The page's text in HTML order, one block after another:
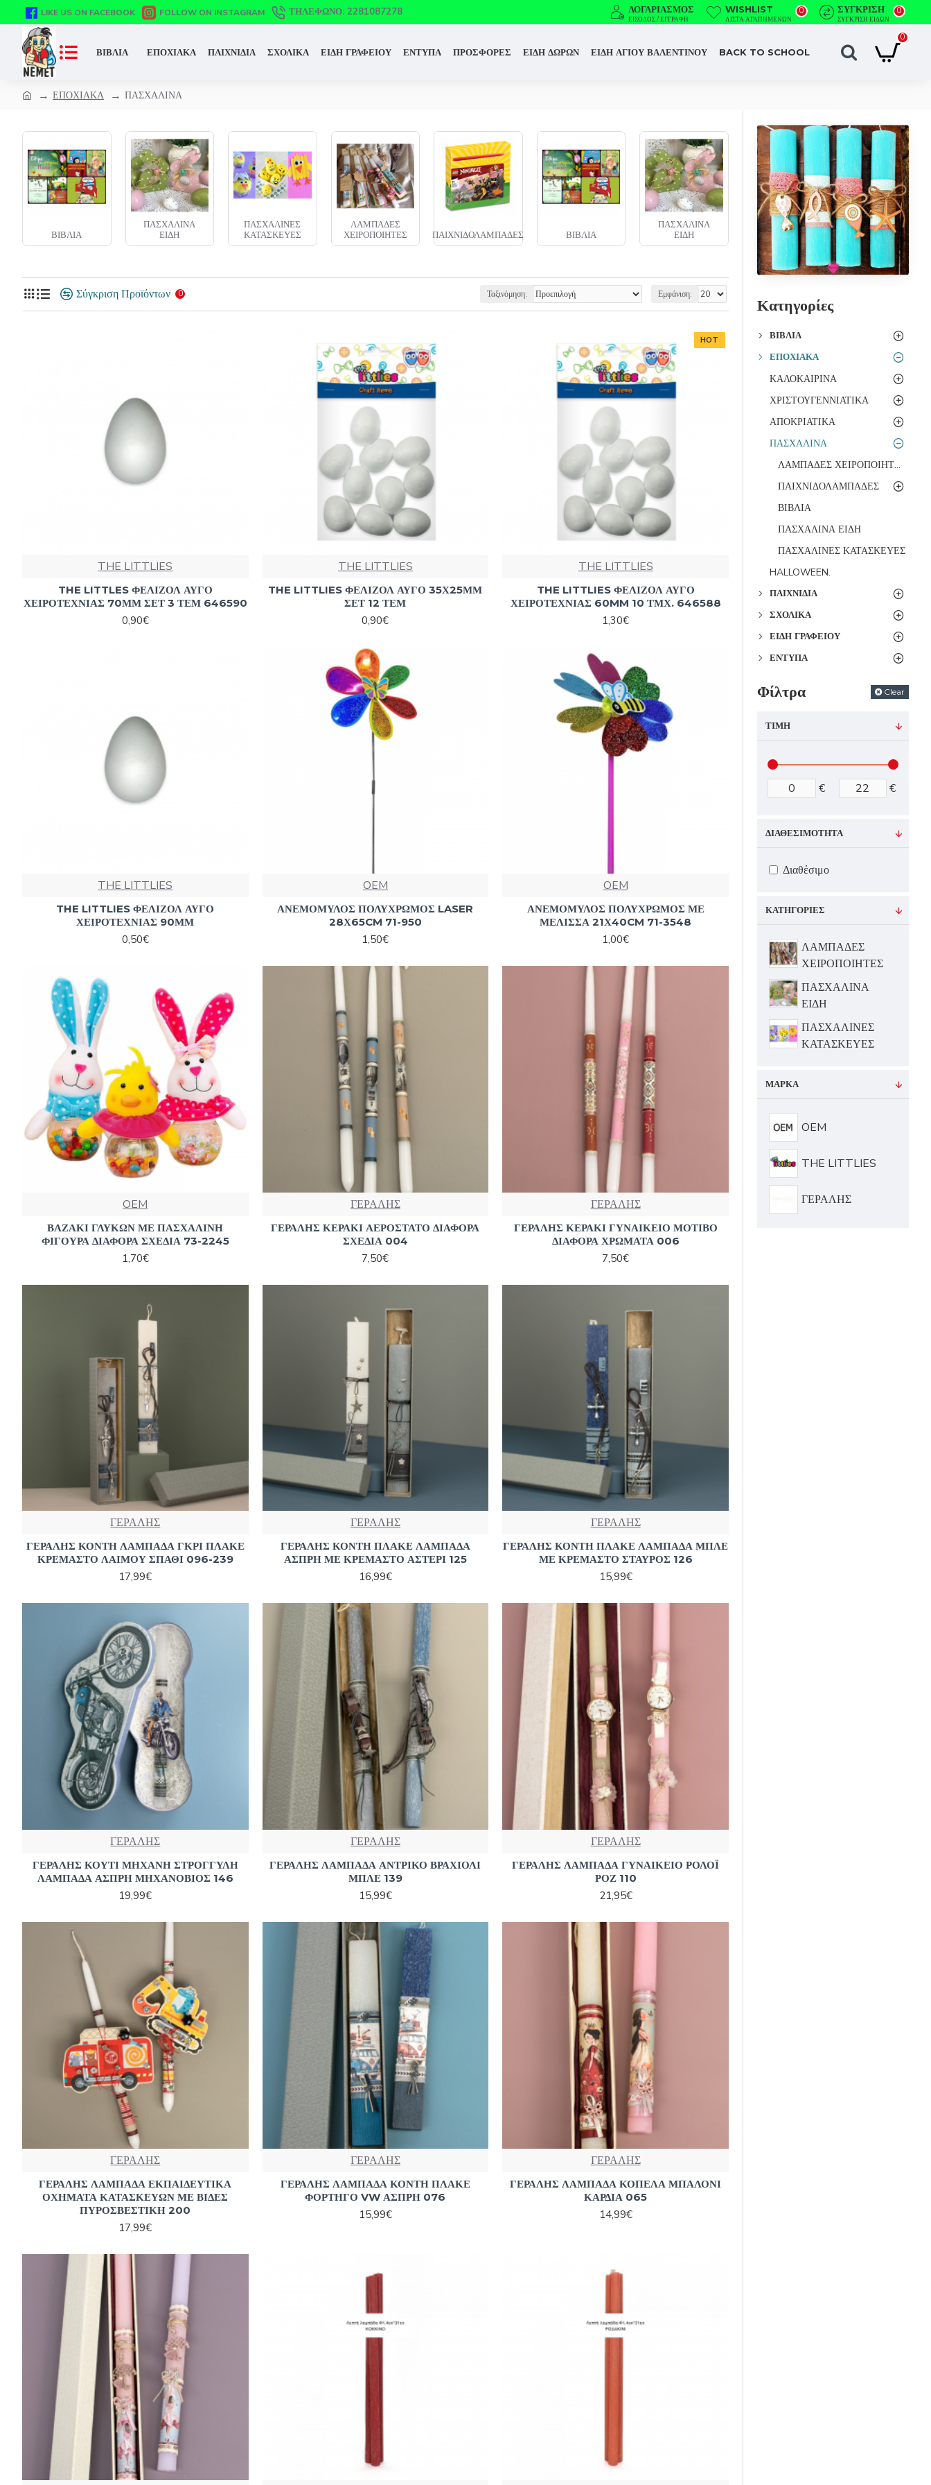
LIKE US ON FACEBOOK FOLLOW ON INSTAGRAM ΤΗΛΈΦΩΝΟ: 2281087278 ΛΟΓΑΡΙΑΣΜΌΣ
ΕΊΣΟΔΟΣ / ΕΓΓΡΑΦΉ
WISHLIST
ΛΊΣΤΑ ΑΓΑΠΗΜΈΝΩΝ
0 ΣΎΓΚΡΙΣΗ
ΣΎΓΚΡΙΣΗ ΕΙΔΏΝ
0
ΒΙΒΛΙΑ ΕΠΟΧΙΑΚΑ ΠΑΙΧΝΙΔΙΑ ΣΧΟΛΙΚΑ ΕΙΔΗ ΓΡΑΦΕΙΟΥ ΕΝΤΥΠΑ ΠΡΟΣΦΟΡΕΣ ΕΙΔΗ ΔΩΡΩΝ ΕΙΔΗ ΑΓΙΟΥ ΒΑΛΕΝΤΙΝΟΥ BACK TO SCHOOL
0
ΕΠΟΧΙΑΚΑ ΠΑΣΧΑΛΙΝΑ
ΕΙΔΗ
ΠΑΣΧΑΛΙΝΕΣ
ΚΑΤΑΣΚΕΥΕΣ
ΛΑΜΠΑΔΕΣ
ΧΕΙΡΟΠΟΙΗΤΕΣ
ΠΑΙΧΝΙΔΟΛΑΜΠΑΔΕΣ ΒΙΒΛΙΑ
ΕΙΔΗ
ΠΑΣΧΑΛΙΝΕΣ
ΚΑΤΑΣΚΕΥΕΣ
Σύγκριση Προϊόντων 0 Ταξινόμηση: Εμφάνιση:
THE LITTLIES
THE LITTLES ΦΕΛΙΖΟΛ ΑΥΓΟ
ΧΕΙΡΟΤΕΧΝΙΑΣ 70ΜΜ ΣΕΤ 3 ΤΕΜ 646590
0,90€
THE LITTLIES
THE LITTLIES ΦΕΛΙΖΟΛ ΑΥΓΟ 35Χ25ΜΜ
ΣΕΤ 12 ΤΕΜ
0,90€
HOT
THE LITTLIES
THE LITTLIES ΦΕΛΙΖΟΛ ΑΥΓΟ
ΧΕΙΡΟΤΕΧΝΙΑΣ 60MM 10 ΤΜΧ. 646588
1,30€
THE LITTLIES
THE LITTLIES ΦΕΛΙΖΟΛ ΑΥΓΟ
ΧΕΙΡΟΤΕΧΝΙΑΣ 90ΜΜ
0,50€
OEM
ΑΝΕΜΟΜΥΛΟΣ ΠΟΛΥΧΡΩΜΟΣ LASER
28Χ65CM 71-950
1,50€
OEM
ΑΝΕΜΟΜΥΛΟΣ ΠΟΛΥΧΡΩΜΟΣ ΜΕ
ΜΕΛΙΣΣΑ 21Χ40CM 71-3548
1,00€
OEM
ΒΑΖΑΚΙ ΓΛΥΚΩΝ ΜΕ ΠΑΣΧΑΛΙΝΗ
ΦΙΓΟΥΡΑ ΔΙΑΦΟΡΑ ΣΧΕΔΙΑ 73-2245
1,70€
ΓΕΡΑΛΗΣ
ΓΕΡΑΛΗΣ ΚΕΡΑΚΙ ΑΕΡΟΣΤΑΤΟ ΔΙΑΦΟΡΑ
ΣΧΕΔΙΑ 004
7,50€
ΓΕΡΑΛΗΣ
ΓΕΡΑΛΗΣ ΚΕΡΑΚΙ ΓΥΝΑΙΚΕΙΟ ΜΟΤΙΒΟ
ΔΙΑΦΟΡΑ ΧΡΩΜΑΤΑ 006
7,50€
ΓΕΡΑΛΗΣ
ΓΕΡΑΛΗΣ ΚΟΝΤΗ ΛΑΜΠΑΔΑ ΓΚΡΙ ΠΛΑΚΕ
ΚΡΕΜΑΣΤΟ ΛΑΙΜΟΥ ΣΠΑΘΙ 096-239
17,99€
ΓΕΡΑΛΗΣ
ΓΕΡΑΛΗΣ ΚΟΝΤΗ ΠΛΑΚΕ ΛΑΜΠΑΔΑ
ΑΣΠΡΗ ΜΕ ΚΡΕΜΑΣΤΟ ΑΣΤΕΡΙ 125
16,99€
ΓΕΡΑΛΗΣ
ΓΕΡΑΛΗΣ ΚΟΝΤΗ ΠΛΑΚΕ ΛΑΜΠΑΔΑ ΜΠΛΕ
ΜΕ ΚΡΕΜΑΣΤΟ ΣΤΑΥΡΟΣ 126
15,99€
ΓΕΡΑΛΗΣ
ΓΕΡΑΛΗΣ ΚΟΥΤΙ ΜΗΧΑΝΗ ΣΤΡΟΓΓΥΛΗ
ΛΑΜΠΑΔΑ ΑΣΠΡΗ ΜΗΧΑΝΟΒΙΟΣ 146
19,99€
ΓΕΡΑΛΗΣ
ΓΕΡΑΛΗΣ ΛΑΜΠΑΔΑ ΑΝΤΡΙΚΟ ΒΡΑΧΙΟΛΙ
ΜΠΛΕ 139
15,99€
ΓΕΡΑΛΗΣ
ΓΕΡΑΛΗΣ ΛΑΜΠΑΔΑ ΓΥΝΑΙΚΕΙΟ ΡΟΛΟΪ
ΡΟΖ 110
21,95€
ΓΕΡΑΛΗΣ
ΓΕΡΑΛΗΣ ΛΑΜΠΑΔΑ ΕΚΠΑΙΔΕΥΤΙΚΑ
ΟΧΗΜΑΤΑ ΚΑΤΑΣΚΕΥΩΝ ΜΕ ΒΙΔΕΣ
ΠΥΡΟΣΒΕΣΤΙΚΗ 200
17,99€
ΓΕΡΑΛΗΣ
ΓΕΡΑΛΗΣ ΛΑΜΠΑΔΑ ΚΟΝΤΗ ΠΛΑΚΕ
ΦΟΡΤΗΓΟ VW ΑΣΠΡΗ 076
15,99€
ΓΕΡΑΛΗΣ
ΓΕΡΑΛΗΣ ΛΑΜΠΑΔΑ ΚΟΠΕΛΑ ΜΠΑΛΟΝΙ
ΚΑΡΔΙΑ 065
14,99€
Κατηγορίες
ΒΙΒΛΊΑ
ΕΠΟΧΙΑΚΆ
ΚΑΛΟΚΑΙΡΙΝΑ
ΧΡΙΣΤΟΥΓΕΝΝΙΑΤΙΚΑ
ΑΠΟΚΡΙΑΤΙΚΑ
ΠΑΣΧΑΛΙΝΑ
ΛΑΜΠΑΔΕΣ ΧΕΙΡΟΠΟΙΗΤΕΣ
ΠΑΙΧΝΙΔΟΛΑΜΠΑΔΕΣ
ΒΙΒΛΙΑ
ΠΑΣΧΑΛΙΝΑ ΕΙΔΗ
ΠΑΣΧΑΛΙΝΕΣ ΚΑΤΑΣΚΕΥΕΣ
HALLOWEEN.
ΠΑΙΧΝΊΔΙΑ
ΣΧΟΛΙΚΆ
ΕΊΔΗ ΓΡΑΦΕΊΟΥ
ΈΝΤΥΠΑ
Φίλτρα Clear
ΤΙΜΉ
€ €
ΚΑΤΗΓΟΡΊΕΣ
ΛΑΜΠΑΔΕΣ
ΧΕΙΡΟΠΟΙΗΤΕΣ
ΠΑΣΧΑΛΙΝΑ
ΕΙΔΗ
ΠΑΣΧΑΛΙΝΕΣ
ΚΑΤΑΣΚΕΥΕΣ
ΜΆΡΚΑ
OEM
THE LITTLIES
ΓΕΡΑΛΗΣ
ΔΙΑΘΕΣΙΜΌΤΗΤΑ
Διαθέσιμο